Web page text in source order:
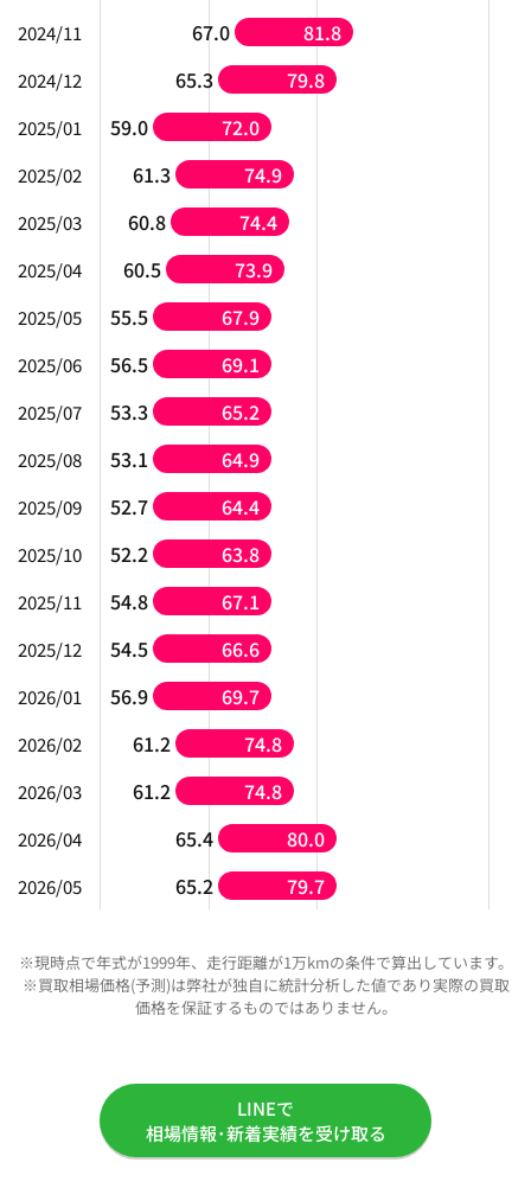
2024/11 67.0 81.8
2024/12 65.3 79.8
2025/01 59.0 72.0
2025/02 61.3 74.9
2025/03 60.8 74.4
2025/04 60.5 73.9
2025/05 55.5 67.9
2025/06 56.5 69.1
2025/07 53.3 65.2
2025/08 53.1 64.9
2025/09 52.7 64.4
2025/10 52.2 63.8
2025/11 54.8 67.1
2025/12 54.5 66.6
2026/01 56.9 69.7
2026/02 61.2 74.8
2026/03 61.2 74.8
2026/04 65.4 80.0
2026/05 65.2 79.7
※現時点で年式が1999年、走行距離が1万kmの条件で算出しています。
※買取相場価格(予測)は弊社が独自に統計分析した値であり実際の買取
価格を保証するものではありません。
LINEで
相場情報･新着実績を受け取る